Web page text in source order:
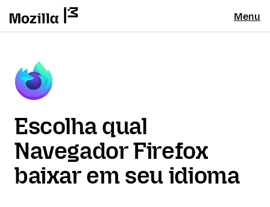
Menu
Escolha qual
Navegador Firefox
baixar em seu idioma